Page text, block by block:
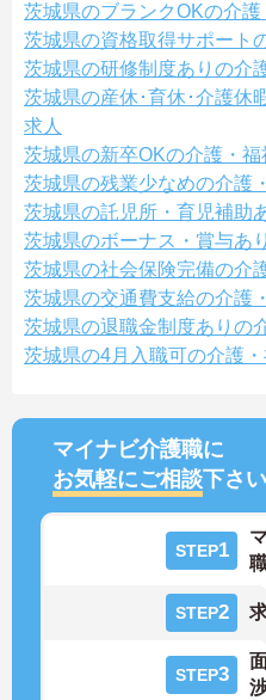
茨城県のブランクOKの介護
茨城県の資格取得サポート
茨城県の研修制度ありの介
茨城県の産休･育休･介護休
求人
茨城県の新卒OKの介護・福
茨城県の残業少なめの介護
茨城県の託児所・育児補助
茨城県のボーナス・賞与あ
茨城県の社会保険完備の介
茨城県の交通費支給の介護
茨城県の退職金制度ありの
茨城県の4月入職可の介護・
マイナビ介護職に
お気軽にご相談下さい
STEP1
STEP2
STEP3